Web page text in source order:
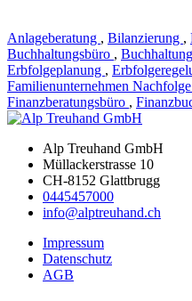
Anlageberatung , Bilanzierung ,
Buchhaltungsbüro ,
Erbfolgeplanung ,
Familienunternehmen Nachfolge
Finanzberatungsbüro ,
Alp Treuhand GmbH
Müllackerstrasse 10
CH-8152 Glattbrugg
0445457000
info@alptreuhand.ch
Impressum
Datenschutz
AGB